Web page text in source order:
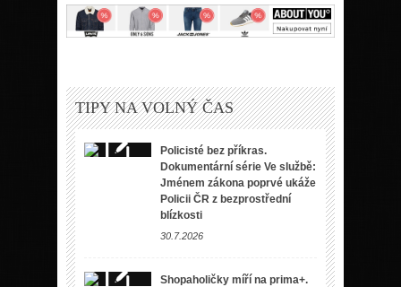
TIPY NA VOLNÝ ČAS
Policisté bez příkras.
Dokumentární série Ve službě:
Jménem zákona poprvé ukáže
Policii ČR z bezprostřední
blízkosti
30.7.2026
Shopaholičky míří na prima+.